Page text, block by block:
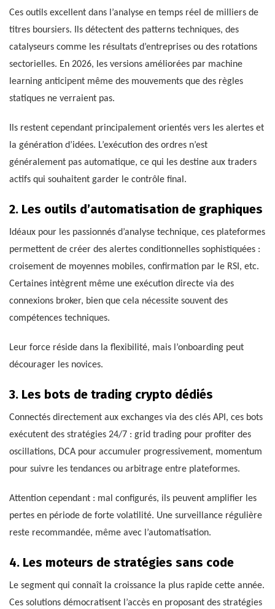
Ces outils excellent dans l’analyse en temps réel de milliers de
titres boursiers. Ils détectent des patterns techniques, des
catalyseurs comme les résultats d’entreprises ou des rotations
sectorielles. En 2026, les versions améliorées par machine
learning anticipent même des mouvements que des règles
statiques ne verraient pas.
Ils restent cependant principalement orientés vers les alertes et
la génération d’idées. L’exécution des ordres n’est
généralement pas automatique, ce qui les destine aux traders
actifs qui souhaitent garder le contrôle final.
2. Les outils d’automatisation de graphiques
Idéaux pour les passionnés d’analyse technique, ces plateformes
permettent de créer des alertes conditionnelles sophistiquées :
croisement de moyennes mobiles, confirmation par le RSI, etc.
Certaines intègrent même une exécution directe via des
connexions broker, bien que cela nécessite souvent des
compétences techniques.
Leur force réside dans la flexibilité, mais l’onboarding peut
décourager les novices.
3. Les bots de trading crypto dédiés
Connectés directement aux exchanges via des clés API, ces bots
exécutent des stratégies 24/7 : grid trading pour profiter des
oscillations, DCA pour accumuler progressivement, momentum
pour suivre les tendances ou arbitrage entre plateformes.
Attention cependant : mal configurés, ils peuvent amplifier les
pertes en période de forte volatilité. Une surveillance régulière
reste recommandée, même avec l’automatisation.
4. Les moteurs de stratégies sans code
Le segment qui connaît la croissance la plus rapide cette année.
Ces solutions démocratisent l’accès en proposant des stratégies